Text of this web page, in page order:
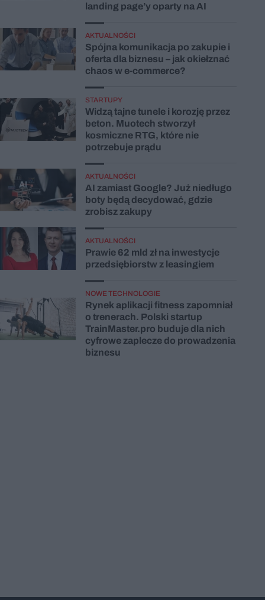
landing page’y oparty na AI
AKTUALNOŚCI
Spójna komunikacja po zakupie i
oferta dla biznesu – jak okiełznać
chaos w e-commerce?
STARTUPY
Widzą tajne tunele i korozję przez
beton. Muotech stworzył
kosmiczne RTG, które nie
potrzebuje prądu
AKTUALNOŚCI
AI zamiast Google? Już niedługo
boty będą decydować, gdzie
zrobisz zakupy
AKTUALNOŚCI
Prawie 62 mld zł na inwestycje
przedsiębiorstw z leasingiem
NOWE TECHNOLOGIE
Rynek aplikacji fitness zapomniał
o trenerach. Polski startup
TrainMaster.pro buduje dla nich
cyfrowe zaplecze do prowadzenia
biznesu